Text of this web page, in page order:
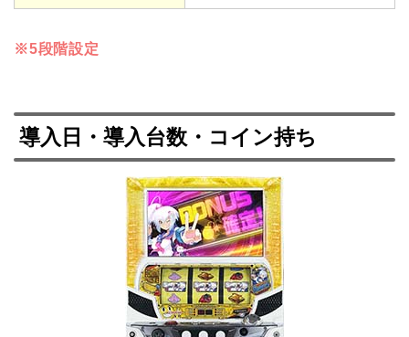
※5段階設定
導入日・導入台数・コイン持ち